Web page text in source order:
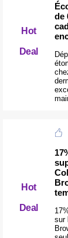
Hot
Deal
de
Hot
Deal
sur